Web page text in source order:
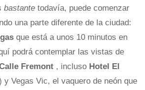
bastante todavía, puede comenzar
una parte diferente de la ciudad:
que está a unos 10 minutos en
podrá contemplar las vistas de
Fremont , incluso Hotel El
y Vegas Vic, el vaquero de neón que